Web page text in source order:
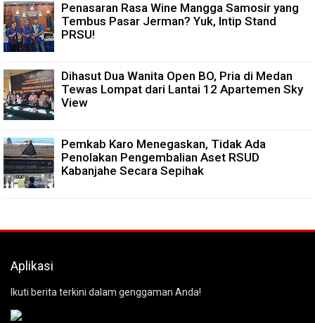
Penasaran Rasa Wine Mangga Samosir yang
Tembus Pasar Jerman? Yuk, Intip Stand
PRSU!
Dihasut Dua Wanita Open BO, Pria di Medan
Tewas Lompat dari Lantai 12 Apartemen Sky
View
Pemkab Karo Menegaskan, Tidak Ada
Penolakan Pengembalian Aset RSUD
Kabanjahe Secara Sepihak
Aplikasi
Ikuti berita terkini dalam genggaman Anda!